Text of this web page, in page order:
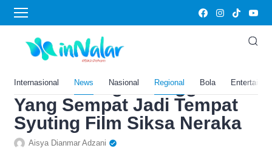
Internasional News Nasional Regional Bola
Home›News
Pesona Niagara Falls
Bogor, Inilah Keindahan
Wisata Sungai Jonggol
Yang Sempat Jadi Tempat
Syuting Film Siksa Neraka
Aisya Dianmar Adzani